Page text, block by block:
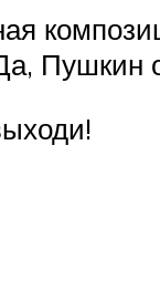
Пушкин